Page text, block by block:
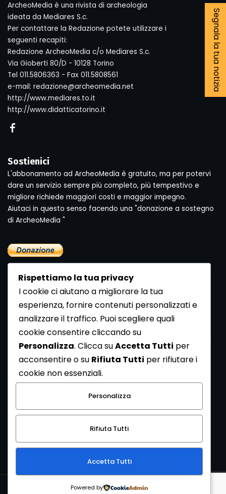
Segnala la tua notizia
ArcheoMedia è una rivista di archeologia
ideata da Mediares S.c.
Per contattare la Redazione potete utilizzare i
seguenti recapiti:
Redazione ArcheoMedia c/o Mediares S.c.
Via Gioberti 80/D - 10128 Torino
Tel 011.5806363 - Fax 011.5808561
e-mail: redazione@archeomedia.net
http://www.mediares.to.it
http://www.didatticatorino.it
Sostienici
L'abbonamento ad ArcheoMedia è gratuito, ma per potervi
dare un servizio sempre più completo, più tempestivo e
migliore richiede maggiori costi e maggior impegno.
Aiutaci in questo senso facendo una "donazione a sostegno
di ArcheoMedia "
Newsletter
Se vuoi ricevere la Rivista gratuita di archeologia realizzata
dalla Redazione di ArcheoMedia iscriviti alla nostra
Newsletter [Clicca Qui]
Con l'invio del messaggio l'utente dichiara di aver letto
l’informativa sulla privacy e di acconsentire al trattamento
dei propri dati personali.
Copyright © 1999-2026Mediares S.c.PI 07341730013 - [
Rispettiamo la tua privacy
I cookie ci aiutano a migliorare la tua
esperienza, fornire contenuti personalizzati e
analizzare il traffico. Puoi scegliere quali
cookie consentire cliccando su
Personalizza. Clicca suAccetta Tutti per
acconsentire o su Rifiuta Tutti per rifiutare i
cookie non essenziali.
Personalizza
Rifiuta Tutti
Accetta Tutti
Powered by